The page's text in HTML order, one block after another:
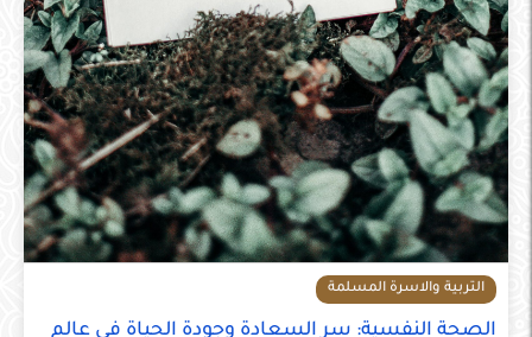
التربية والاسرة المسلمة
الصحة النفسية: سر السعادة وجودة الحياة في عالم